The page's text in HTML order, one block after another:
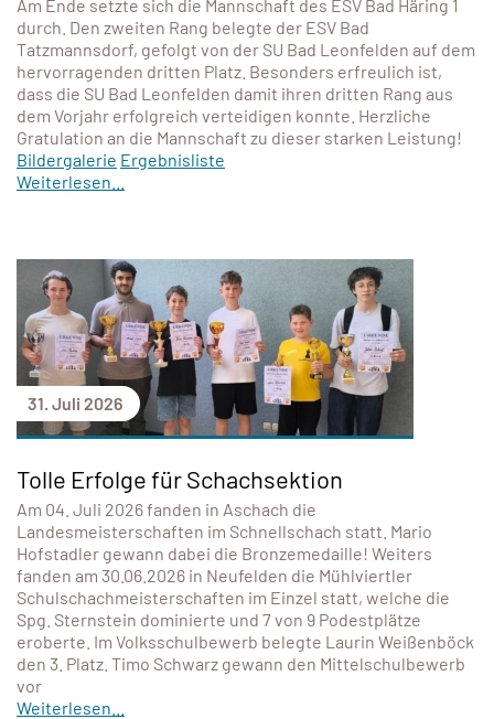
Am Ende setzte sich die Mannschaft des ESV Bad Häring 1
durch. Den zweiten Rang belegte der ESV Bad
Tatzmannsdorf, gefolgt von der SU Bad Leonfelden auf dem
hervorragenden dritten Platz. Besonders erfreulich ist,
dass die SU Bad Leonfelden damit ihren dritten Rang aus
dem Vorjahr erfolgreich verteidigen konnte. Herzliche
Gratulation an die Mannschaft zu dieser starken Leistung!
Bildergalerie Ergebnisliste
Weiterlesen...
31. Juli 2026
Tolle Erfolge für Schachsektion
Am 04. Juli 2026 fanden in Aschach die
Landesmeisterschaften im Schnellschach statt. Mario
Hofstadler gewann dabei die Bronzemedaille! Weiters
fanden am 30.06.2026 in Neufelden die Mühlviertler
Schulschachmeisterschaften im Einzel statt, welche die
Spg. Sternstein dominierte und 7 von 9 Podestplätze
eroberte. Im Volksschulbewerb belegte Laurin Weißenböck
den 3. Platz. Timo Schwarz gewann den Mittelschulbewerb
vor
Weiterlesen...